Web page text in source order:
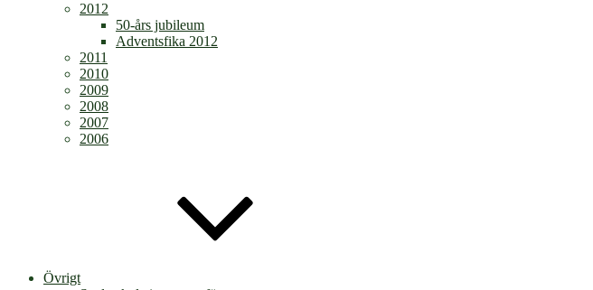
2012
50-års jubileum
Adventsfika 2012
2011
2010
2009
2008
2007
2006
Övrigt